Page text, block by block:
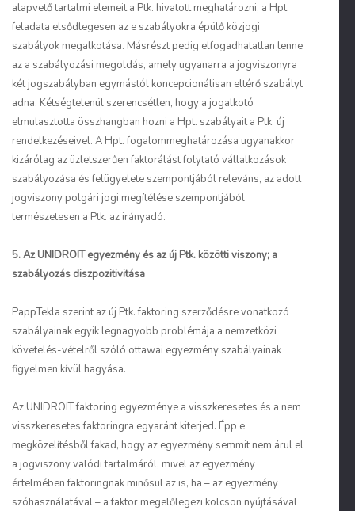
alapvető tartalmi elemeit a Ptk. hivatott meghatározni, a Hpt.
feladata elsődlegesen az e szabályokra épülő közjogi
szabályok megalkotása. Másrészt pedig elfogadhatatlan lenne
az a szabályozási megoldás, amely ugyanarra a jogviszonyra
két jogszabályban egymástól koncepcionálisan eltérő szabályt
adna. Kétségtelenül szerencsétlen, hogy a jogalkotó
elmulasztotta összhangban hozni a Hpt. szabályait a Ptk. új
rendelkezéseivel. A Hpt. fogalommeghatározása ugyanakkor
kizárólag az üzletszerűen faktorálást folytató vállalkozások
szabályozása és felügyelete szempontjából releváns, az adott
jogviszony polgári jogi megítélése szempontjából
természetesen a Ptk. az irányadó.
5. Az UNIDROITegyezmény és az új Ptk. közötti viszony; a
szabályozás diszpozitivitása
PappTekla szerint az új Ptk. faktoring szerződésre vonatkozó
szabályainak egyik legnagyobb problémája a nemzetközi
követelés-vételről szóló ottawai egyezmény szabályainak
figyelmen kívül hagyása.
Az UNIDROIT faktoring egyezménye a visszkeresetes és a nem
visszkeresetes faktoringra egyaránt kiterjed. Épp e
megközelítésből fakad, hogy az egyezmény semmit nem árul el
a jogviszony valódi tartalmáról, mivel az egyezmény
értelmében faktoringnak minősül az is, ha – az egyezmény
szóhasználatával – a faktor megelőlegezi kölcsön nyújtásával